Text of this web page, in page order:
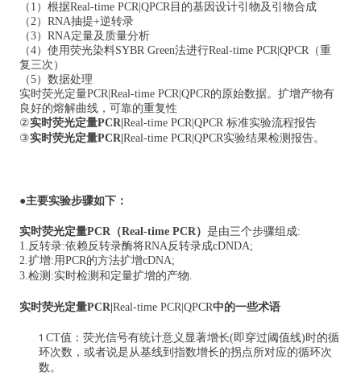
（1）根据Real-time PCR |QPCR 目的基因设计引物及引物合成
（2）RNA抽提+逆转录
（3）RNA定量及质量分析
（4）使用荧光染料SYBR Green法进行Real-time PCR |QPCR （重
复三次）
（5）数据处理
实时荧光定量PCR Real-time PCR |QPCR的原始数据。扩增产物有
良好的熔解曲线，可靠的重复性
②实时荧光定量PCR Real-time PCR |QPCR 标准实验流程报告
③实时荧光定量PCR Real-time PCR |QPCR实验结果检测报告。
●主要实验步骤如下：
实时荧光定量PCR（Real-time PCR） 是由三个步骤组成:
1.反转录:依赖反转录酶将RNA反转录成cDNDA;
2.扩增:用PCR的方法扩增cDNA;
3.检测:实时检测和定量扩增的产物.
实时荧光定量PCR Real-time PCR |QPCR中的一些术语
1 CT值：荧光信号有统计意义显著增长(即穿过阈值线)时的循
环次数，或者说是从基线到指数增长的拐点所对应的循环次
数。